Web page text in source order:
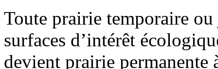
Toute prairie temporaire
surfaces d’intérêt
devient prairie permanente